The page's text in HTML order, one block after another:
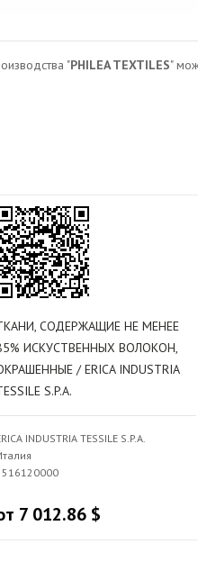
"PHILEA TEXTILES"
СОДЕРЖАЩИЕ НЕ МЕНЕЕ
ИСКУСТВЕННЫХ ВОЛОКОН,
/ ERICA INDUSTRIA
S.P.A.
INDUSTRIA TESSILE S.P.A.
7 012.86 $